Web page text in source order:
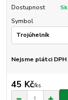
Dostupnost
Symbol
Nejsme plátci DPH
45 Kč/ks